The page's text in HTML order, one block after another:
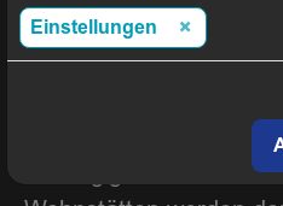
Lebenssituationen
Georgios Tsomidis,
Wohnstätten
Die Vermietung der
abhängig vom
Einstellungen